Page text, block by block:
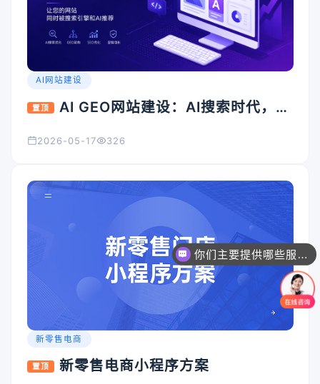
AI网站建设
置顶
AI GEO网站建设：AI搜索时代，企
2026-05-17 326
新零售电商
置顶 新零售电商小程序方案
你们主要提供哪些服务？可以根据需求定制吗？